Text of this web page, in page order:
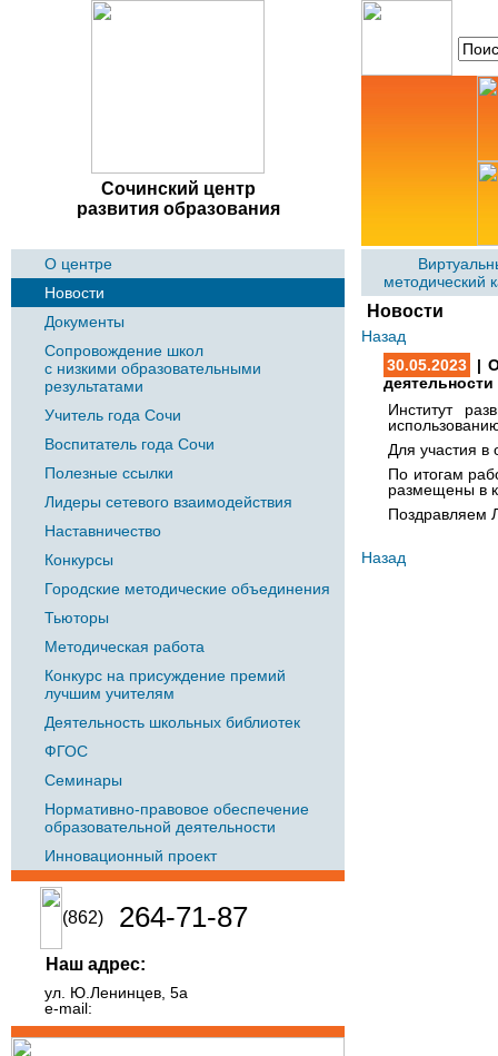
Сочинский центр
развития образования
О центре
Новости
Документы
Сопровождение школ
с низкими образовательными
результатами
Учитель года Сочи
Воспитатель года Сочи
Полезные ссылки
Лидеры сетевого взаимодействия
Наставничество
Конкурсы
Городские методические объединения
Тьюторы
Методическая работа
Конкурс на присуждение премий
лучшим учителям
Деятельность школьных библиотек
ФГОС
Семинары
Нормативно-правовое обеспечение
образовательной деятельности
Инновационный проект
(862) 264-71-87
Наш адрес:
ул. Ю.Ленинцев, 5а
e-mail:
методический
Новости
Назад
30.05.2023
|
Институт
Для участия в
По итогам
размещены в
Поздравляем
Назад